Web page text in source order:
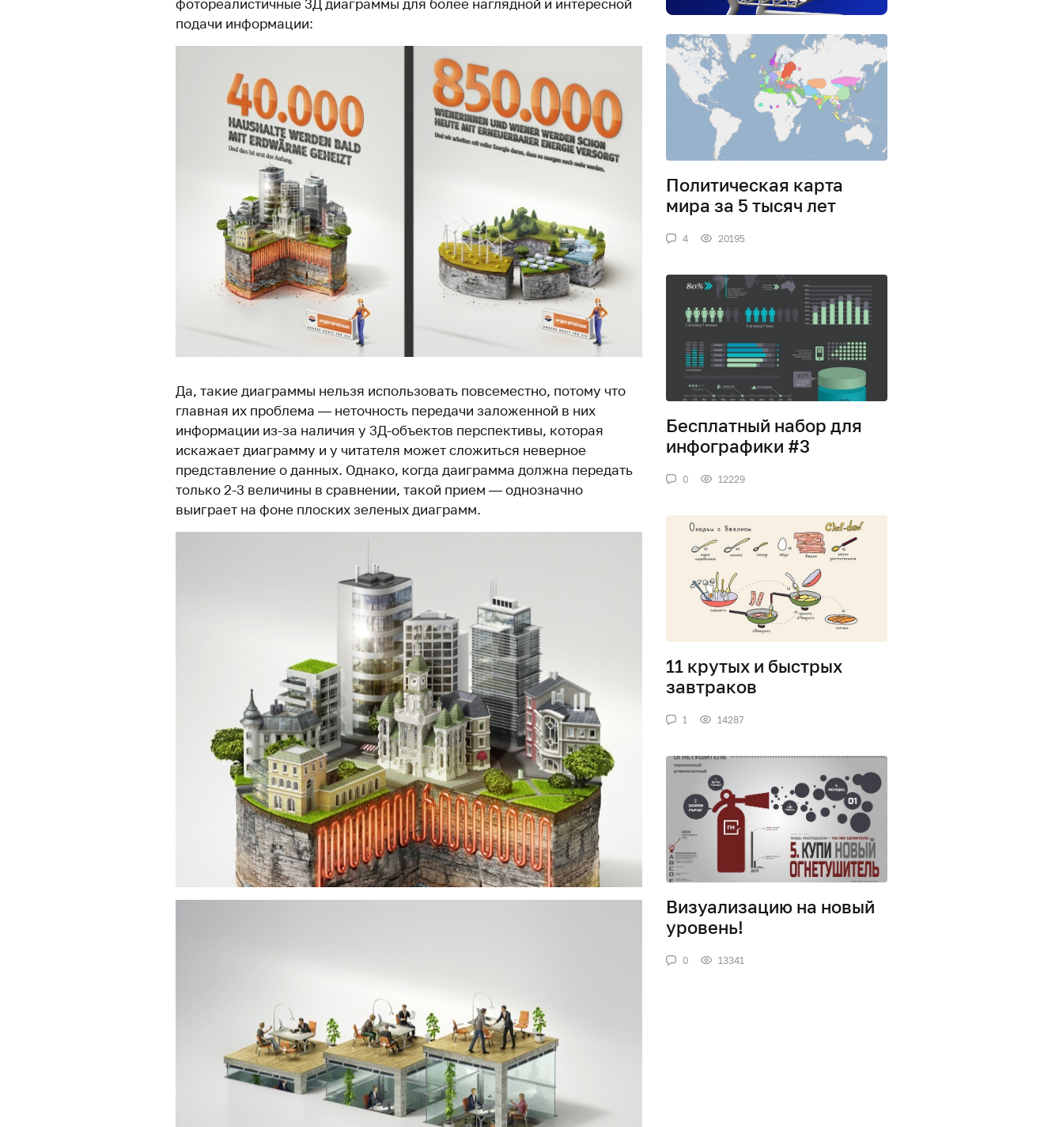
фотореалистичные 3Д диаграммы для более наглядной и интересной
подачи информации:
Да, такие диаграммы нельзя использовать повсеместно, потому что
главная их проблема — неточность передачи заложенной в них
информации из-за наличия у 3Д-объектов перспективы, которая
искажает диаграмму и у читателя может сложиться неверное
представление о данных. Однако, когда даиграмма должна передать
только 2-3 величины в сравнении, такой прием — однозначно
выиграет на фоне плоских зеленых диаграмм.
Политическая карта
мира за 5 тысяч лет
4 20195
Бесплатный набор для
инфографики #3
0 12229
11 крутых и быстрых
завтраков
1 14287
Визуализацию на новый
уровень!
0 13341